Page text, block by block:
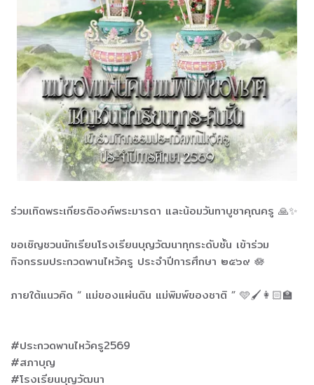
ร่วมเทิดพระเกียรติองค์พระมารดา และน้อมวันทาบูชาคุณครู 🙏✨
ขอเชิญชวนนักเรียนโรงเรียนบุญวัฒนาทุกระดับชั้น เข้าร่วม
กิจกรรมประกวดพานไหว้ครู ประจำปีการศึกษา ๒๕๖๙ 🪷
ภายใต้แนวคิด “ แม่ของแผ่นดิน แม่พิมพ์ของชาติ ” 🩵🖌️👩🏻‍🏫
#ประกวดพานไหว้ครู2569
#สภาบุญ
#โรงเรียนบุญวัฒนา